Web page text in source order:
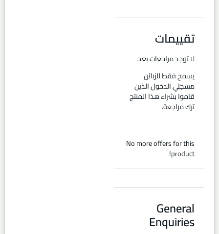
تقييمات
لا توجد مراجعات بعد.
يسمح فقط للزبائن
مسجلي الدخول الذين
قاموا بشراء هذا المنتج
ترك مراجعة.
No more offers for this
product!
General
Enquiries